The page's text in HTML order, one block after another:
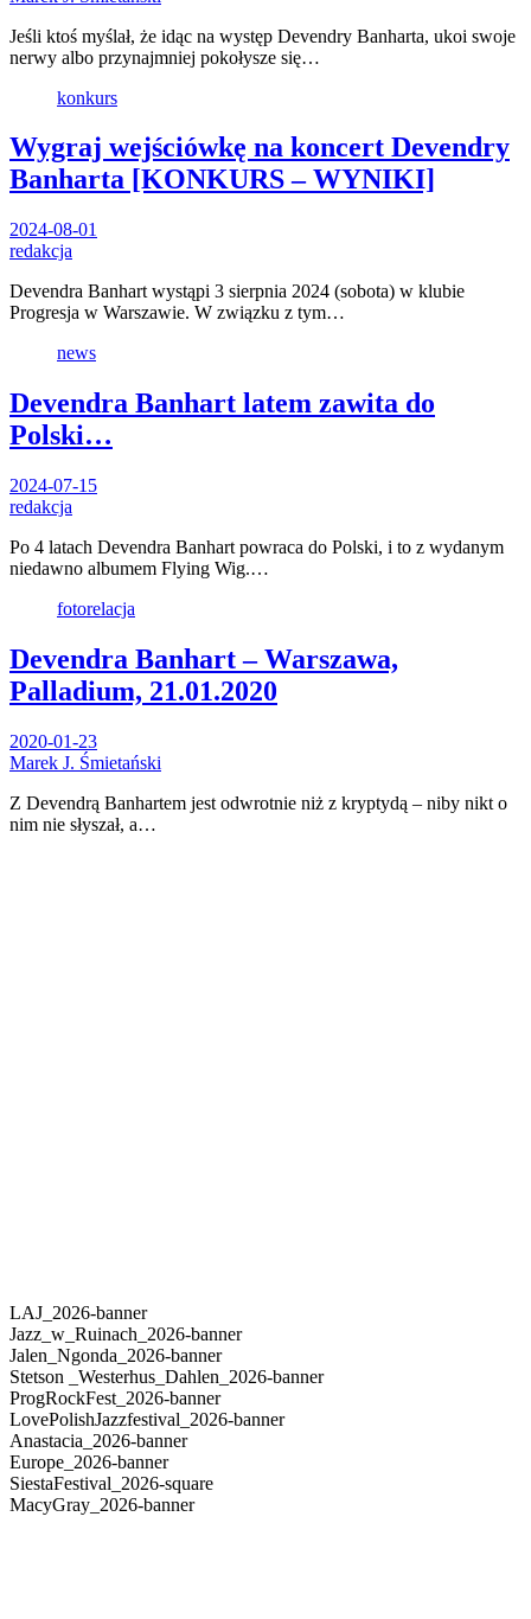
Jeśli ktoś myślał, że idąc na występ Devendry Banharta, ukoi swoje
nerwy albo przynajmniej pokołysze się…
konkurs
Wygraj wejściówkę na koncert Devendry
Banharta [KONKURS – WYNIKI]
2024-08-01
redakcja
Devendra Banhart wystąpi 3 sierpnia 2024 (sobota) w klubie
Progresja w Warszawie. W związku z tym…
news
Devendra Banhart latem zawita do
Polski…
2024-07-15
redakcja
Po 4 latach Devendra Banhart powraca do Polski, i to z wydanym
niedawno albumem Flying Wig.…
fotorelacja
Devendra Banhart – Warszawa,
Palladium, 21.01.2020
2020-01-23
Marek J. Śmietański
Z Devendrą Banhartem jest odwrotnie niż z kryptydą – niby nikt o
nim nie słyszał, a…
LAJ_2026-banner
Jazz_w_Ruinach_2026-banner
Jalen_Ngonda_2026-banner
Stetson _Westerhus_Dahlen_2026-banner
ProgRockFest_2026-banner
LovePolishJazzfestival_2026-banner
Anastacia_2026-banner
Europe_2026-banner
SiestaFestival_2026-square
MacyGray_2026-banner